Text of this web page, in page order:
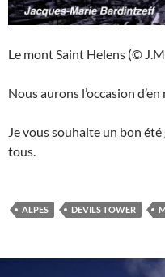
Le mont Saint Helens (©
Nous aurons l’occasion
Je vous souhaite un bon
tous.
ALPES DEVILS TOWER